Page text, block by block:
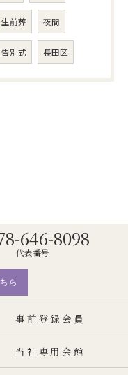
生前葬 夜間
告別式 長田区
646-8098
代表番号
ら
事前登録会員
当社専用会館